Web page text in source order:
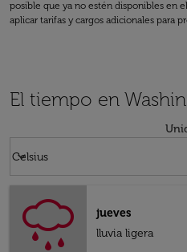
posible que ya no estén disponibles en
aplicar tarifas y cargos adicionales para
El tiempo en
Celsius
keyboard_arrow_down
jueves
lluvia ligera